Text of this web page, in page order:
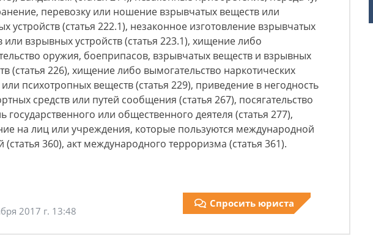
перевозку или ношение взрывчатых веществ или
устройств (статья 222.1), незаконное изготовление взрывчатых
или взрывных устройств (статья 223.1), хищение либо
оружия, боеприпасов, взрывчатых веществ и взрывных
(статья 226), хищение либо вымогательство наркотических
или психотропных веществ (статья 229), приведение в негодность
средств или путей сообщения (статья 267), посягательство
государственного или общественного деятеля (статья 277),
на лиц или учреждения, которые пользуются международной
(статья 360), акт международного терроризма (статья 361).
2017 г. 13:48
Спросить юриста